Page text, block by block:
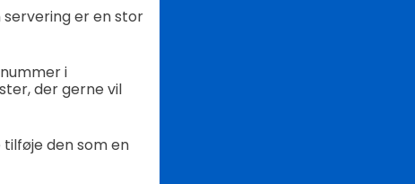
er en stor
i
der gerne vil
den som en